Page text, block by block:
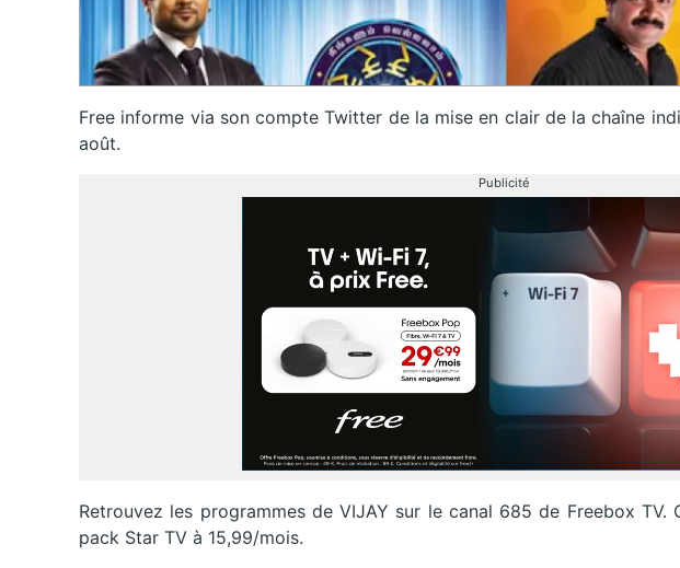
Free informe via son compte Twitter de la mise en clair de la chaîne
août.
Publicité
Retrouvez les programmes de VIJAY sur le canal 685 de Freebox
pack Star TV à 15,99/mois.